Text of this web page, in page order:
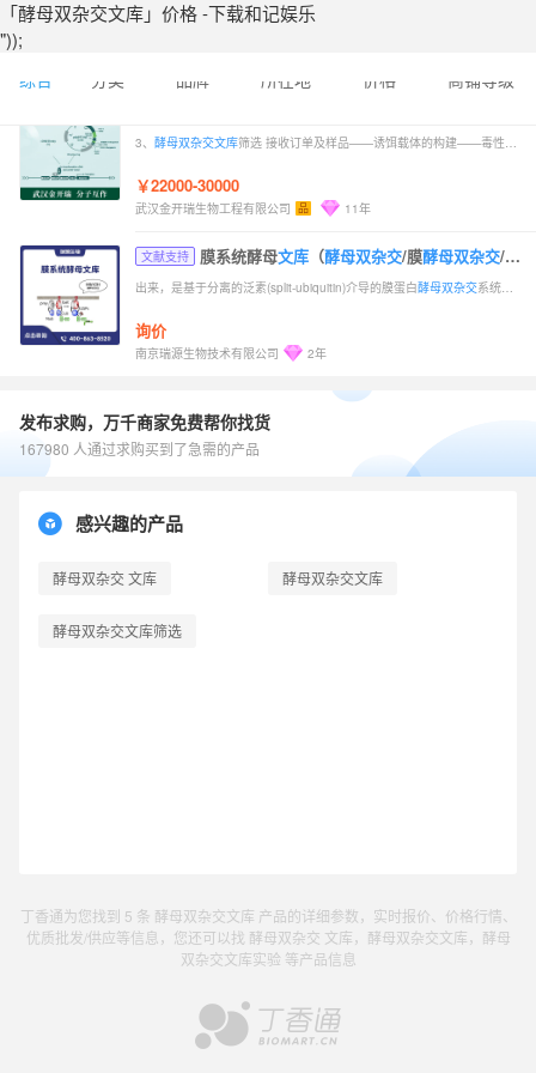
「酵母双杂交文库」价格 -下载和记娱乐
"));
综合 分类 品牌 所在地 价格 商铺等级
3、 酵母双杂交文库筛选 接收订单及样品——诱饵载体的构建——毒性检测——测定
￥22000-30000
武汉金开瑞生物工程有限公司 品 11年
文献支持 膜系统酵母文库 （酵母双杂交/膜酵母双杂交/膜系统
出来，是基于分离的泛素(split-ubiquitin)介导的膜蛋白酵母双杂交系统，泛素
询价
南京瑞源生物技术有限公司 2年
发布求购，万千商家免费帮你找货
167980 人通过求购买到了急需的产品
感兴趣的产品
酵母双杂交 文库 酵母双杂交文库
酵母双杂交文库筛选
丁香通为您找到 5 条 酵母双杂交文库 产品的详细参数，实时报价、价格行情、
优质批发/供应等信息，您还可以找 酵母双杂交 文库，酵母双杂交文库，酵母
双杂交文库实验 等产品信息